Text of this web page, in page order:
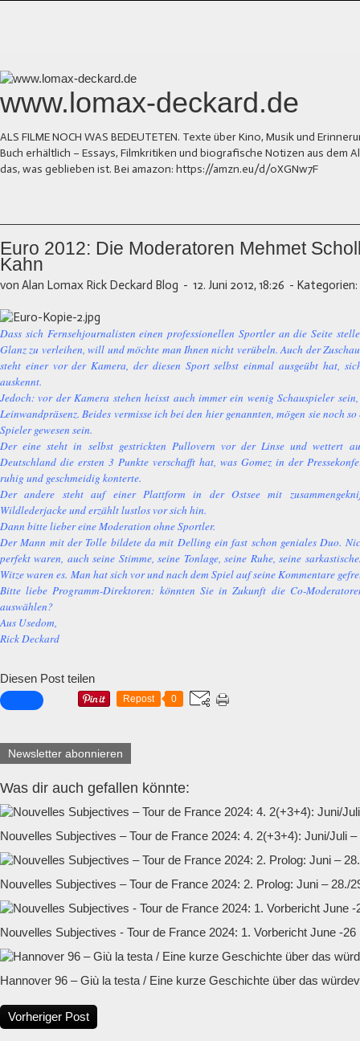
www.lomax-deckard.de
ALS FILME NOCH WAS BEDEUTETEN. Texte über Kino, Musik und
Buch erhältlich – Essays, Filmkritiken und biografische Notizen aus dem
das, was geblieben ist. Bei amazon: https://amzn.eu/d/0XGNw7F
Euro 2012: Die Moderatoren Mehmet
Kahn
von Alan Lomax Rick Deckard Blog - 12. Juni 2012, 18:26 - Kategorien:
Dass sich Fernsehjournalisten einen professionellen Sportler an die Seite
Glanz zu verleihen, will und möchte man Ihnen nicht verübeln. Auch der
steht einer vor der Kamera, der diesen Sport selbst einmal ausgeübt hat,
auskennt.
Jedoch: vor der Kamera stehen heisst auch immer ein wenig Schauspieler
Leinwandpräsenz. Beides vermisse ich bei den hier genannten, mögen sie noch
Spieler gewesen sein.
Der eine steht in selbst gestrickten Pullovern vor der Linse und wettert
Deutschland die ersten 3 Punkte verschafft hat, was Gomez in der
ruhig und geschmeidig konterte.
Der andere steht auf einer Plattform in der Ostsee mit
Wildlederjacke und erzählt lustlos vor sich hin.
Dann bitte lieber eine Moderation ohne Sportler.
Der Mann mit der Tolle bildete da mit Delling ein fast schon geniales Duo.
perfekt waren, auch seine Stimme, seine Tonlage, seine Ruhe, seine
Witze waren es. Man hat sich vor und nach dem Spiel auf seine Kommentare
Bitte liebe Programm-Direktoren: könnten Sie in Zukunft die Co-
auswählen?
Aus Usedom,
Rick Deckard
Diesen Post teilen
Repost 0
Newsletter abonnieren
Was dir auch gefallen könnte:
Nouvelles Subjectives – Tour de France 2024: 4. 2(+3+4): Juni/Juli
Nouvelles Subjectives – Tour de France 2024: 2. Prolog: Juni – 28./
Nouvelles Subjectives - Tour de France 2024: 1. Vorbericht June -26
Hannover 96 – Giù la testa / Eine kurze Geschichte über das
Vorheriger Post